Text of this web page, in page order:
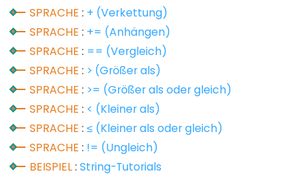
Serial.findUntil()
Serial.flush()
Serial.getTimeout()
if(Serial)
Serial.parseFloat()
Serial.parseInt()
Serial.peek()
Serial.print()
Serial.println()
SPRACHE : + (Verkettung)
SPRACHE : += (Anhängen)
SPRACHE : == (Vergleich)
SPRACHE : > (Größer als)
SPRACHE : >= (Größer als oder gleich)
SPRACHE : < (Kleiner als)
SPRACHE :≤ (Kleiner als oder gleich)
SPRACHE : != (Ungleich)
BEISPIEL:String-Tutorials